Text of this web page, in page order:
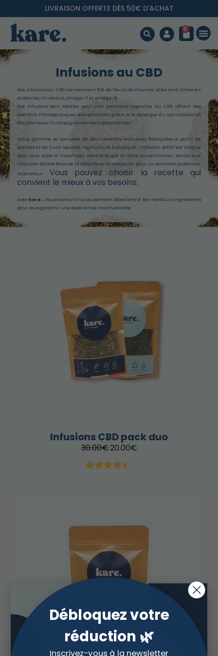
LIVRAISON OFFERTE DÈS 50€ D'ACHAT
0
Infusions au CBD
Nos infusions au CBD contiennent 10% de fleurs de chanvre, elles sont riches en
protéines, minéraux, oméga-3 et oméga-6.
Nos infusions sont idéales pour une première approche du CBD, offrant des
bienfaits thérapeutiques exceptionnels grâce à la synergie du cannabidiol et
des plantes et fruits soigneusement sélectionnés.
Notre gamme se compose de deux recettes exclusives fabriquées à partir de
plantes et de fruits issus de l’agriculture biologique. L’infusion BOOST est conçue
pour vous aider à maximiser votre énergie et votre concentration, tandis que
l’infusion DREAM favorise la détente et la relaxation pour un sommeil profond et
réparateur. Vous pouvez choisir la recette qui
convient le mieux à vos besoins.
Avec kare., nous avons minutieusement sélectionné les meilleurs ingrédients
pour vous garantir une expérience incomparable.
Infusions CBD pack duo
30.00€20.00€
Débloquez votre
réduction 🌿
Inscrivez-vous à la newsletter